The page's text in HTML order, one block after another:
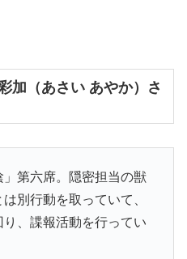
（あさい あやか）さ
第六席。隠密担当の獣
別行動を取っていて、
、諜報活動を行ってい